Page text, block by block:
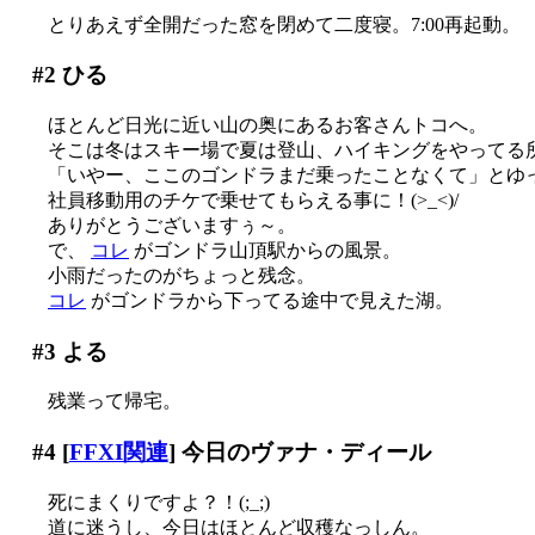
とりあえず全開だった窓を閉めて二度寝。7:00再起動。
#2 ひる
ほとんど日光に近い山の奥にあるお客さんトコへ。
そこは冬はスキー場で夏は登山、ハイキングをやってる
「いやー、ここのゴンドラまだ乗ったことなくて」とゆ
社員移動用のチケで乗せてもらえる事に！(>_<)/
ありがとうございますぅ～。
で、
コレ がゴンドラ山頂駅からの風景。
小雨だったのがちょっと残念。
コレ がゴンドラから下ってる途中で見えた湖。
#3 よる
残業って帰宅。
#4[FFXI関連] 今日のヴァナ・ディール
死にまくりですよ？！(;_;)
道に迷うし、今日はほとんど収穫なっしん。